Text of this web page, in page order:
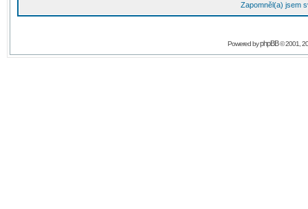
Zapomněl(a) jsem
Powered byphpBB© 2001,